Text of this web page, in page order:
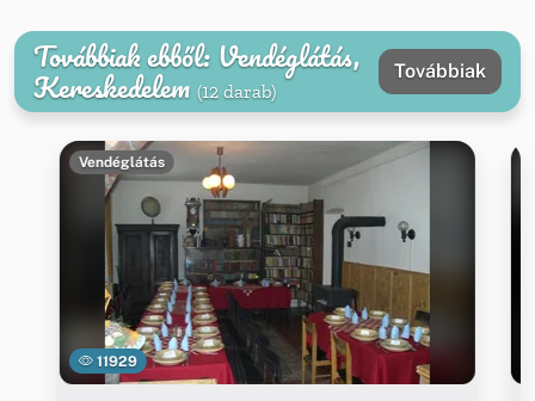
Továbbiak ebből: Vendéglátás,
Kereskedelem (12 darab)
Továbbiak
11929
Vendéglátás